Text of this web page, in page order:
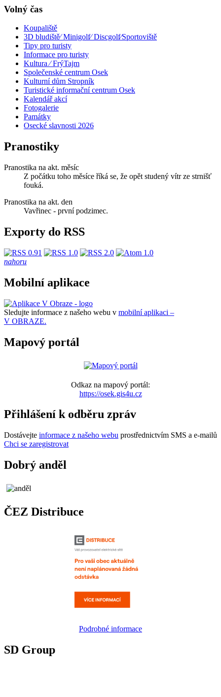
Volný čas
Koupaliště
3D bludiště⁄ Minigolf⁄ Discgolf⁄Sportoviště
Tipy pro turisty
Informace pro turisty
Kultura ⁄ FrýTajm
Společenské centrum Osek
Kulturní dům Stropník
Turistické informační centrum Osek
Kalendář akcí
Fotogalerie
Památky
Osecké slavnosti 2026
Pranostiky
Pranostika na akt. měsíc
Z počátku toho měsíce říká se, že opět studený vítr ze strnišť
fouká.
Pranostika na akt. den
Vavřinec - první podzimec.
Exporty do RSS
nahoru
Mobilní aplikace
Sledujte informace z našeho webu v mobilní aplikaci –
V OBRAZE.
Mapový portál
Odkaz na mapový portál:
https://osek.gis4u.cz
Přihlášení k odběru zpráv
Dostávejte informace z našeho webu prostřednictvím SMS a e-mailů
Chci se zaregistrovat
Dobrý anděl
ČEZ Distribuce
Podrobné informace
SD Group